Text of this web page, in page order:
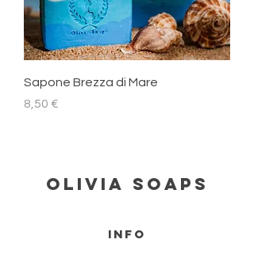
Sapone Brezza di Mare
Prezzo
8,50 €
Olivia Soaps
INFO